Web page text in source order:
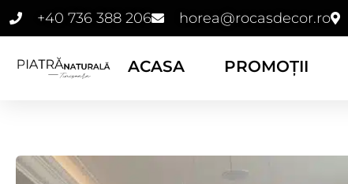
+40 736 388 206 horea@rocasdecor.ro
ACASA PROMOȚII